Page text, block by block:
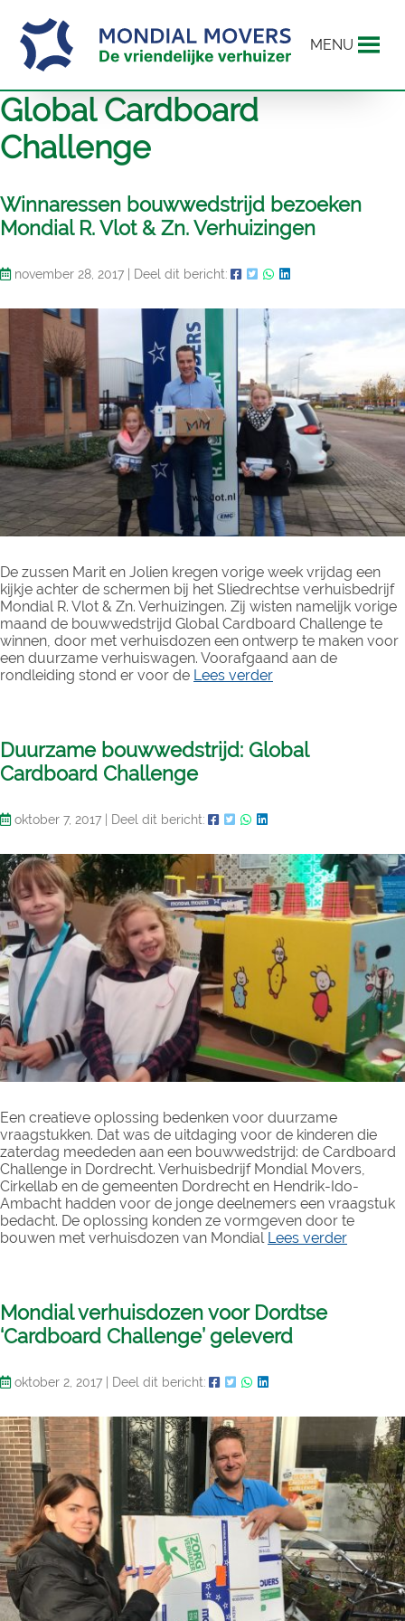
MENU
Global Cardboard
Challenge
Winnaressen bouwwedstrijd bezoeken
Mondial R. Vlot & Zn. Verhuizingen
november 28, 2017 Deel dit bericht:
De zussen Marit en Jolien kregen vorige week vrijdag een
kijkje achter de schermen bij het Sliedrechtse verhuisbedrijf
Mondial R. Vlot & Zn. Verhuizingen. Zij wisten namelijk vorige
maand de bouwwedstrijd Global Cardboard Challenge te
winnen, door met verhuisdozen een ontwerp te maken voor
een duurzame verhuiswagen. Voorafgaand aan de
rondleiding stond er voor de Lees verder
Duurzame bouwwedstrijd: Global
Cardboard Challenge
oktober 7, 2017 Deel dit bericht:
Een creatieve oplossing bedenken voor duurzame
vraagstukken. Dat was de uitdaging voor de kinderen die
zaterdag meededen aan een bouwwedstrijd: de Cardboard
Challenge in Dordrecht. Verhuisbedrijf Mondial Movers,
Cirkellab en de gemeenten Dordrecht en Hendrik-Ido-
Ambacht hadden voor de jonge deelnemers een vraagstuk
bedacht. De oplossing konden ze vormgeven door te
bouwen met verhuisdozen van Mondial Lees verder
Mondial verhuisdozen voor Dordtse
‘Cardboard Challenge’ geleverd
oktober 2, 2017 Deel dit bericht: